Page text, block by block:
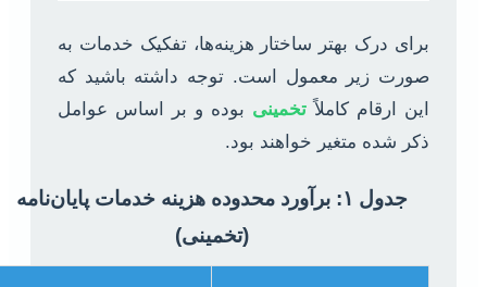
برای درک بهتر ساختار هزینه‌ها، تفکیک خدمات به
صورت زیر معمول است. توجه داشته باشید که
این ارقام کاملاً تخمینیبوده و بر اساس عوامل
ذکر شده متغیر خواهند بود.
جدول ۱: برآورد محدوده هزینه خدمات پایان‌نامه
(تخمینی)